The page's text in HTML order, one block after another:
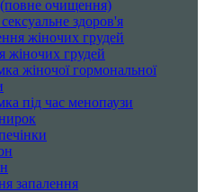
очищення)
здоров'я
жіночих грудей
жіночих грудей
жіночої гормональної
під час менопаузи
запалення